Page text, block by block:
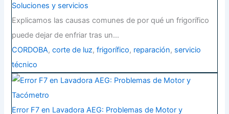
Soluciones y servicios
Explicamos las causas comunes de por qué un frigorífico
puede dejar de enfriar tras un…
CORDOBA,corte de luz,frigorífico, reparación, servicio
técnico
Error F7 en Lavadora AEG: Problemas de Motor y